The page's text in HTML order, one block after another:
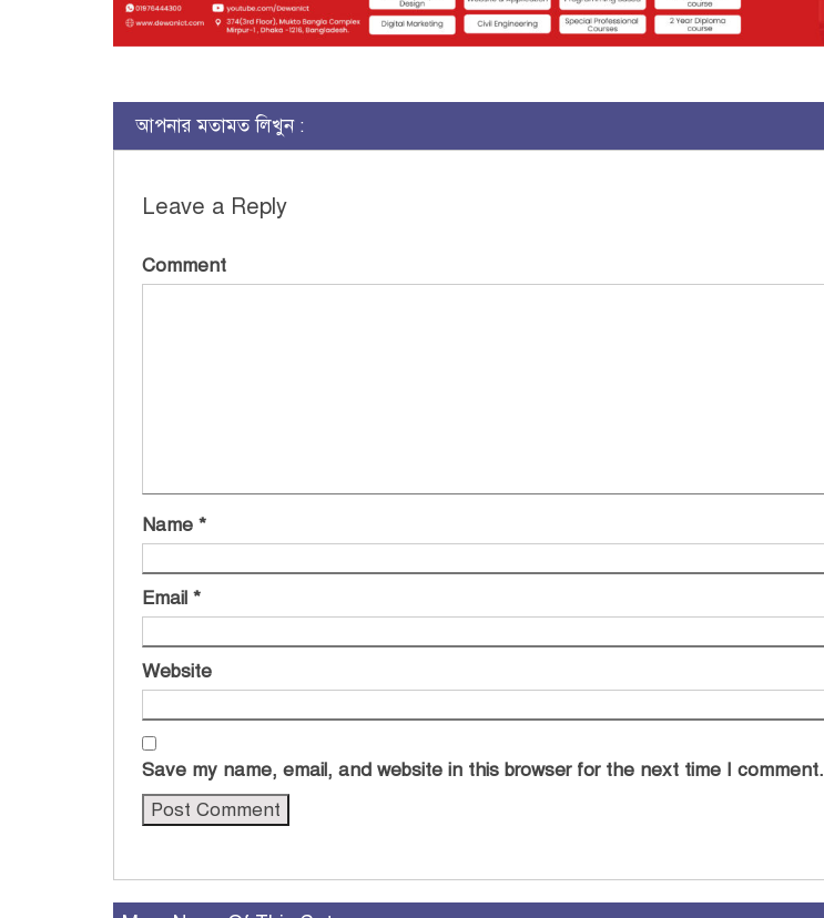
আপনার মতামত লিখুন :
Leave a Reply
Comment
Name *
Email *
Website
Save my name, email, and website in this browser for the next time I comment.